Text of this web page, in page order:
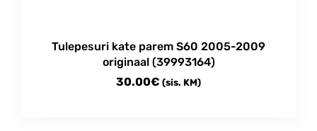
Tulepesuri kate parem S60 2005-2009
originaal (39993164)
30.00€ (sis. KM)